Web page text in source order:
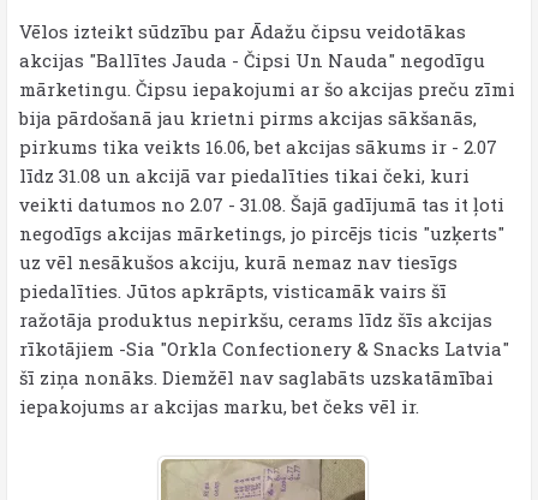
Vēlos izteikt sūdzību par Ādažu čipsu veidotākas
akcijas "Ballītes Jauda - Čipsi Un Nauda" negodīgu
mārketingu. Čipsu iepakojumi ar šo akcijas preču zīmi
bija pārdošanā jau krietni pirms akcijas sākšanās,
pirkums tika veikts 16.06, bet akcijas sākums ir - 2.07
līdz 31.08 un akcijā var piedalīties tikai čeki, kuri
veikti datumos no 2.07 - 31.08. Šajā gadījumā tas it ļoti
negodīgs akcijas mārketings, jo pircējs ticis "uzķerts"
uz vēl nesākušos akciju, kurā nemaz nav tiesīgs
piedalīties. Jūtos apkrāpts, visticamāk vairs šī
ražotāja produktus nepirkšu, cerams līdz šīs akcijas
rīkotājiem -Sia "Orkla Confectionery & Snacks Latvia"
šī ziņa nonāks. Diemžēl nav saglabāts uzskatāmībai
iepakojums ar akcijas marku, bet čeks vēl ir.